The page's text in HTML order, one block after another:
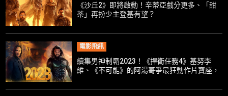
《沙丘2》即將啟動！辛蒂亞戲分更多、「甜
茶」再扮少主登基有望？
電影飛訊
續集男神制霸2023！《捍衛任務4》基努李
維、《不可能》的阿湯哥爭最狂動作片寶座，